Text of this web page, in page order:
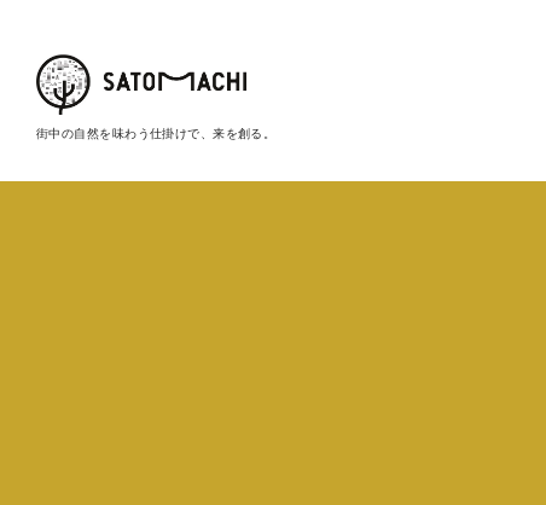
街中の自然を味わう仕掛けで、来を創る。